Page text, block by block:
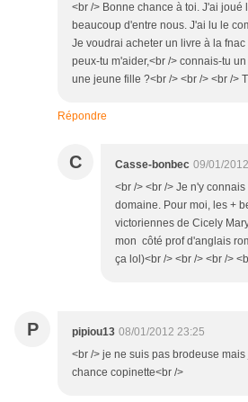
<br /> Bonne chance à toi. J'ai joué
beaucoup d'entre nous. J'ai lu le
Je voudrai acheter un livre à la
peux-tu m'aider,<br /> connais-tu
une jeune fille ?<br /> <br /> <br />
Répondre
C Casse-bonbec 09/01/
<br /> <br /> Je n'y
domaine. Pour moi, les +
victoriennes de Cicely
mon côté prof d'anglais
ça lol)<br /> <br /> <br />
P pipiou13 08/01/2012 23:25
<br /> je ne suis pas brodeuse
chance copinette<br />